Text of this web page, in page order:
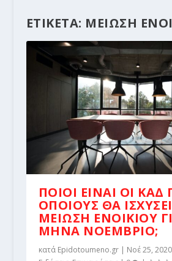
ΕΤΙΚΕΤΑ: ΜΕΙΩΣΗ
ΠΟΙΟΙ ΕΙΝΑΙ ΟΙ ΚΑΔ
ΟΠΟΙΟΥΣ ΘΑ
ΜΕΙΩΣΗ ΕΝΟΙΚΙΟΥ
ΜΗΝΑ ΝΟΕΜΒΡΙΟ;
κατά Epidotoumeno.gr| Νοέ 25, 2020